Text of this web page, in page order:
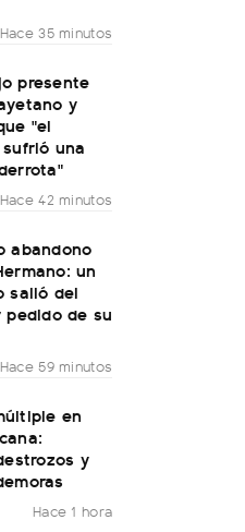
Hace 35 minutos
presente
y
"el
una
Hace 42 minutos
abandono
un
salió del
pedido de su
Hace 59 minutos
en
y
Hace 1 hora